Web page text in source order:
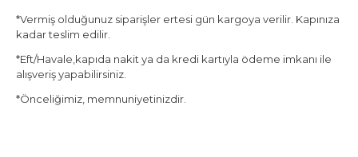
*Vermiş olduğunuz siparişler ertesi gün kargoya verilir. Kapınıza
kadar teslim edilir.
*Eft/Havale,kapıda nakit ya da kredi kartıyla ödeme imkanı ile
alışveriş yapabilirsiniz.
*Önceliğimiz, memnuniyetinizdir.